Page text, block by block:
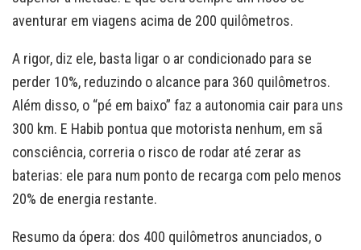
aventurar em viagens acima de 200 quilômetros.
A rigor, diz ele, basta ligar o ar condicionado para se
perder 10%, reduzindo o alcance para 360 quilômetros.
Além disso, o “pé em baixo” faz a autonomia cair para uns
300 km. E Habib pontua que motorista nenhum, em sã
consciência, correria o risco de rodar até zerar as
baterias: ele para num ponto de recarga com pelo menos
20% de energia restante.
Resumo da ópera: dos 400 quilômetros anunciados, o